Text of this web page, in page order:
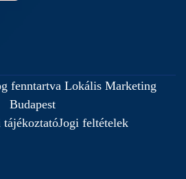
fenntartva Lokális Marketing
Budapest
Jogi feltételek